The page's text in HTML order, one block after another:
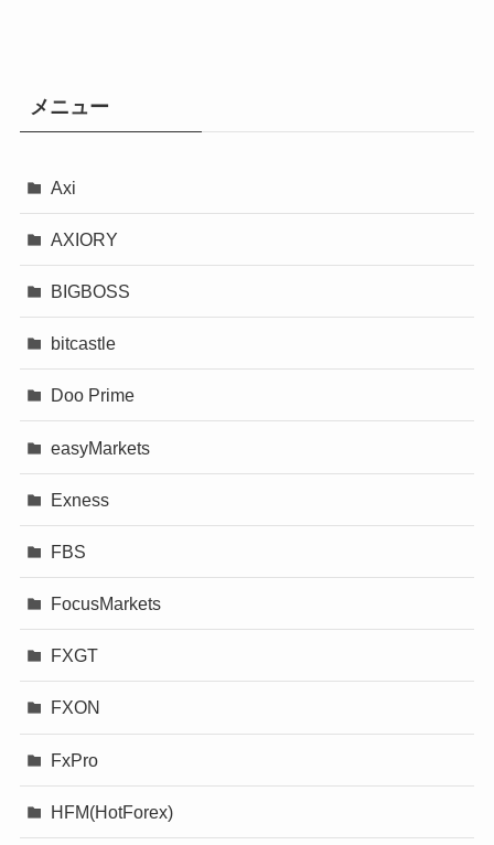
メニュー
Axi
AXIORY
BIGBOSS
bitcastle
Doo Prime
easyMarkets
Exness
FBS
FocusMarkets
FXGT
FXON
FxPro
HFM(HotForex)